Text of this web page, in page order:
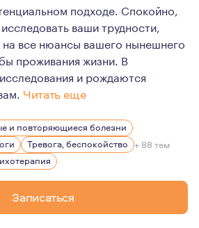
подходе. Спокойно,
ваши трудности,
все нюансы вашего нынешнего
проживания жизни. В
и рождаются
Читать еще
15 лет. Замужем. Двое
и повторяющиеся болезни
Тревога, беспокойство + 88 тем
Записаться